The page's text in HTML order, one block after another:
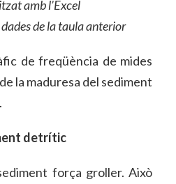
amb l’Excel
de la taula anterior
de freqüència de mides
la maduresa del sediment
detrític
força groller. Això